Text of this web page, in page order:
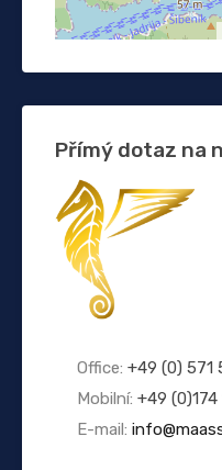
Přímý dotaz na
Office: +49 (0) 571
Mobilní: +49 (0)174
E-mail: